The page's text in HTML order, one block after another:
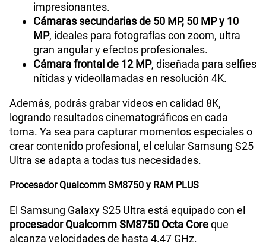
VoLTE
VoWiFi
Compatibilidad con eSIM
impresionantes.
Cámaras secundarias de 50 MP, 50 MP y 10
MP, ideales para fotografías con zoom, ultra
gran angular y efectos profesionales.
Cámara frontal de 12 MP, diseñada para selfies
nítidas y videollamadas en resolución 4K.
Además, podrás grabar videos en calidad 8K,
logrando resultados cinematográficos en cada
toma. Ya sea para capturar momentos especiales o
crear contenido profesional, el celular Samsung S25
Ultra se adapta a todas tus necesidades.
Procesador Qualcomm SM8750 y RAM PLUS
El Samsung Galaxy S25 Ultra está equipado con el
procesador Qualcomm SM8750 Octa Coreque
alcanza velocidades de hasta 4.47 GHz.